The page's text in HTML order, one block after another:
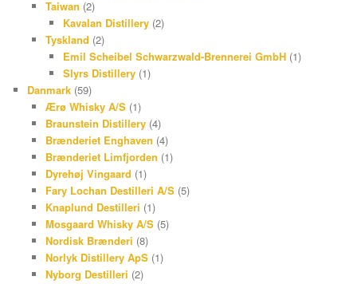
Taiwan (2)
Kavalan Distillery (2)
Tyskland (2)
Emil Scheibel Schwarzwald-Brennerei GmbH (1)
Slyrs Distillery (1)
Danmark (59)
Ærø Whisky A/S(1)
Braunstein Distillery(4)
Brænderiet Enghaven (4)
Brænderiet Limfjorden (1)
Dyrehøj Vingaard (1)
Fary Lochan Destilleri A/S(5)
Knaplund Destilleri (1)
Mosgaard Whisky A/S(5)
Nordisk Brænderi (8)
Norlyk Distillery ApS(1)
Nyborg Destilleri (2)